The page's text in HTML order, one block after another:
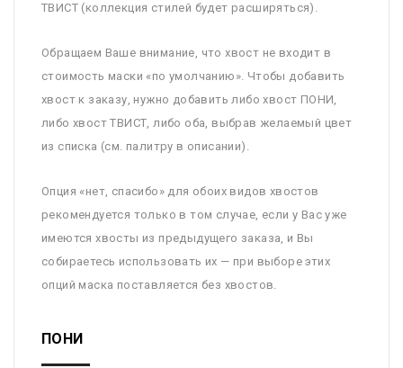
ТВИСТ (коллекция стилей будет расширяться).
Обращаем Ваше внимание, что хвост не входит в
стоимость маски «по умолчанию». Чтобы добавить
хвост к заказу, нужно добавить либо хвост ПОНИ,
либо хвост ТВИСТ, либо оба, выбрав желаемый цвет
из списка (см. палитру в описании).
Опция «нет, спасибо» для обоих видов хвостов
рекомендуется только в том случае, если у Вас уже
имеются хвосты из предыдущего заказа, и Вы
собираетесь использовать их — при выборе этих
опций маска поставляется без хвостов.
ПОНИ